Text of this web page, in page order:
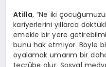
Atilla, “Ne iki
kariyerlerini yıllarca
emekle bir yere
bunu hak etmiyor. Böyle
oyalamak umarım bir